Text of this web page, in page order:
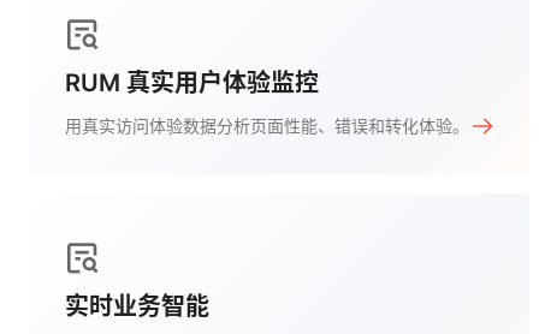
RUM 真实用户体验监控
用真实访问体验数据分析页面性能、错误和转化体验。
实时业务智能